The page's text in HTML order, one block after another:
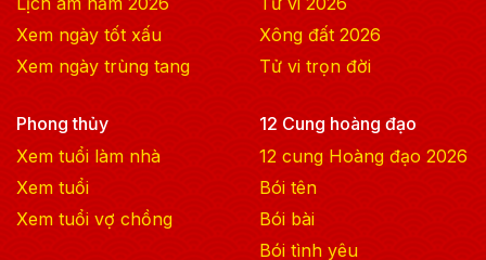
Xem ngày tốt xấu
Xem ngày trùng tang
Xông đất 2026
Tử vi trọn đời
Phong thủy
Xem tuổi làm nhà
Xem tuổi
Xem tuổi vợ chồng
12 Cung hoàng đạo
12 cung Hoàng đạo 2026
Bói tên
Bói bài
Bói tình yêu